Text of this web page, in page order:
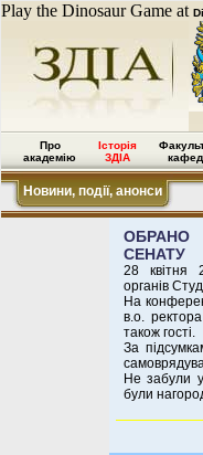
Play the Dinosaur Game at
Про
академію
Історія
ЗДІА
Новини, події, анонси
ОБРАНО
СЕНАТУ
28 квітня
органів
На
в.о.
також гості.
За
Не забули у
були